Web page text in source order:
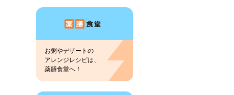
お粥やデザートの
アレンジレシピは、
薬膳食堂へ！